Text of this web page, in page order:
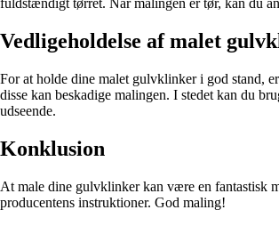
fuldstændigt tørret. Når malingen er tør, kan du
Vedligeholdelse af malet
For at holde dine malet gulvklinker i god stand,
disse kan beskadige malingen. I stedet kan du
udseende.
Konklusion
At male dine gulvklinker kan være en fantastisk
producentens instruktioner. God maling!